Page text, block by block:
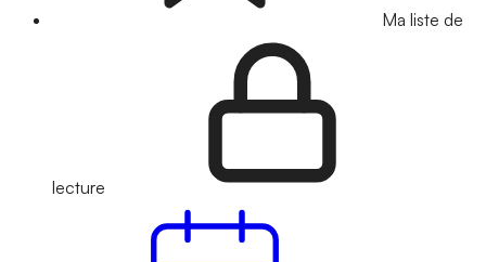
Ma liste de
lecture